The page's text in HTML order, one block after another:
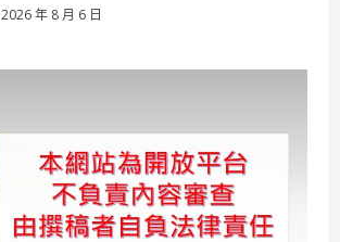
2026 年 8 月 6 日